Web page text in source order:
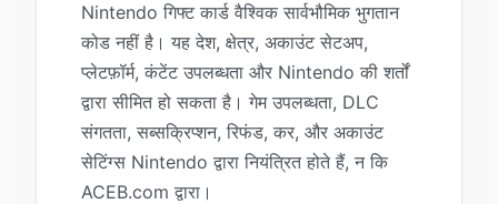
Nintendo गिफ्ट कार्ड वैश्विक सार्वभौमिक भुगतान
कोड नहीं है। यह देश, क्षेत्र, अकाउंट सेटअप,
प्लेटफ़ॉर्म, कंटेंट उपलब्धता और Nintendo की शर्तों
द्वारा सीमित हो सकता है। गेम उपलब्धता, DLC
संगतता, सब्सक्रिप्शन, रिफंड, कर, और अकाउंट
सेटिंग्स Nintendo द्वारा नियंत्रित होते हैं, न कि
ACEB.com द्वारा।